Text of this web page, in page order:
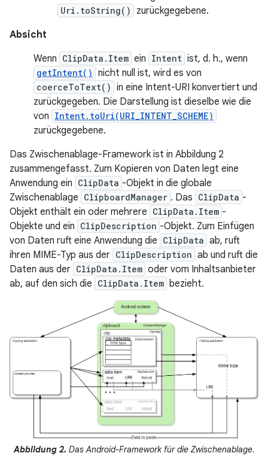
Uri.toString()
zurückgegebene.
Absicht
Wenn ClipData.Item ein Intent ist, d. h., wenn
getIntent() nicht null ist, wird es von
coerceToText() in eine Intent-URI konvertiert und
zurückgegeben. Die Darstellung ist dieselbe wie die
von Intent.toUri(URI_INTENT_SCHEME)
zurückgegebene.
Das Zwischenablage-Framework ist in Abbildung 2
zusammengefasst. Zum Kopieren von Daten legt eine
Anwendung ein ClipData -Objekt in die globale
Zwischenablage ClipboardManager . Das ClipData -
Objekt enthält ein oder mehrere ClipData.Item -
Objekte und ein ClipDescription -Objekt. Zum Einfügen
von Daten ruft eine Anwendung die ClipData ab, ruft
ihren MIME-Typ aus der ClipDescription ab und ruft die
Daten aus der ClipData.Item oder vom Inhaltsanbieter
ab, auf den sich die ClipData.Item bezieht.
Abbildung 2. Das Android-Framework für die Zwischenablage.